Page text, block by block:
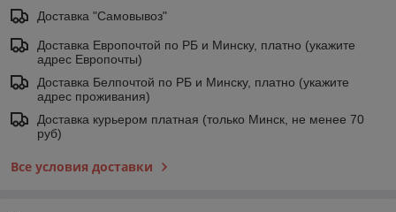
Доставка "Самовывоз"
Доставка Европочтой по РБ и Минску, платно (укажите
адрес Европочты)
Доставка Белпочтой по РБ и Минску, платно (укажите
адрес проживания)
Доставка курьером платная (только Минск, не менее 70
руб)
Все условия доставки